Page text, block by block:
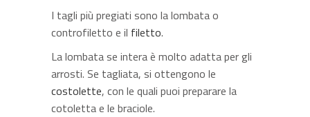
I tagli più pregiati sono la lombata o
controfiletto e il filetto.
La lombata se intera è molto adatta per gli
arrosti. Se tagliata, si ottengono le
costolette, con le quali puoi preparare la
cotoletta e le braciole.